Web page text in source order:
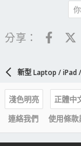
分享：
新型 Laptop / iPad
淺色明亮
正體中
連絡我們
使用條款